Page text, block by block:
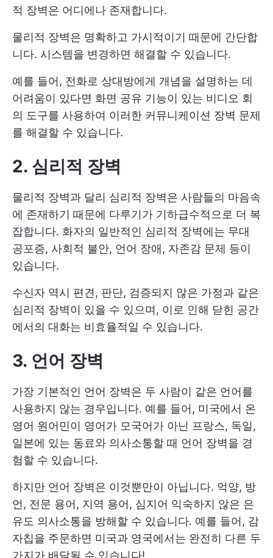
적 장벽은 어디에나 존재합니다.
물리적 장벽은 명확하고 가시적이기 때문에 간단합
니다. 시스템을 변경하면 해결할 수 있습니다.
예를 들어, 전화로 상대방에게 개념을 설명하는 데
어려움이 있다면 화면 공유 기능이 있는 비디오 회
의 도구를 사용하여 이러한 커뮤니케이션 장벽 문제
를 해결할 수 있습니다.
2. 심리적 장벽
물리적 장벽과 달리 심리적 장벽은 사람들의 마음속
에 존재하기 때문에 다루기가 기하급수적으로 더 복
잡합니다. 화자의 일반적인 심리적 장벽에는 무대
공포증, 사회적 불안, 언어 장애, 자존감 문제 등이
있습니다.
수신자 역시 편견, 판단, 검증되지 않은 가정과 같은
심리적 장벽이 있을 수 있으며, 이로 인해 닫힌 공간
에서의 대화는 비효율적일 수 있습니다.
3. 언어 장벽
가장 기본적인 언어 장벽은 두 사람이 같은 언어를
사용하지 않는 경우입니다. 예를 들어, 미국에서 온
영어 원어민이 영어가 모국어가 아닌 프랑스, 독일,
일본에 있는 동료와 의사소통할 때 언어 장벽을 경
험할 수 있습니다.
하지만 언어 장벽은 이것뿐만이 아닙니다. 억양, 방
언, 전문 용어, 지역 용어, 심지어 익숙하지 않은 은
유도 의사소통을 방해할 수 있습니다. 예를 들어, 감
자칩을 주문하면 미국과 영국에서는 완전히 다른 두
가지가 배달될 수 있습니다!